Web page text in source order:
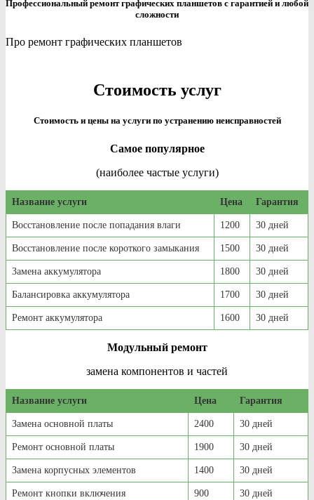
Профессиональный ремонт графических планшетов с гарантией и любой
сложности
Про ремонт графических планшетов
Стоимость услуг
Стоимость и цены на услуги по устранению неисправностей
Самое популярное
(наиболее частые услуги)
Название услуги Цена Гарантия
Восстановление после попадания влаги 1200 30 дней
Восстановление после короткого замыкания 1500 30 дней
Замена аккумулятора 1800 30 дней
Балансировка аккумулятора 1700 30 дней
Ремонт аккумулятора 1600 30 дней
Модульный ремонт
замена компонентов и частей
Название услуги Цена Гарантия
Замена основной платы 2400 30 дней
Ремонт основной платы 1900 30 дней
Замена корпусных элементов 1400 30 дней
Ремонт кнопки включения 900 30 дней